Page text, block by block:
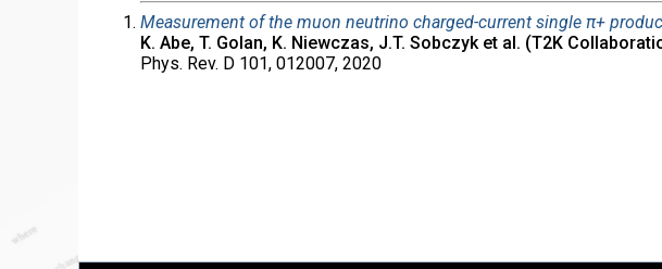
Measurement of the muon neutrino charged-current single π+
K. Abe, T. Golan, K. Niewczas, J.T. Sobczyk et al. (T2K
Phys. Rev. D 101, 012007, 2020